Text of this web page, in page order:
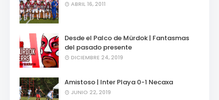
ABRIL 16, 2011
Desde el Palco de Mürdok | Fantasmas
del pasado presente
DICIEMBRE 24, 2019
Amistoso | Inter Playa 0-1 Necaxa
JUNIO 22, 2019